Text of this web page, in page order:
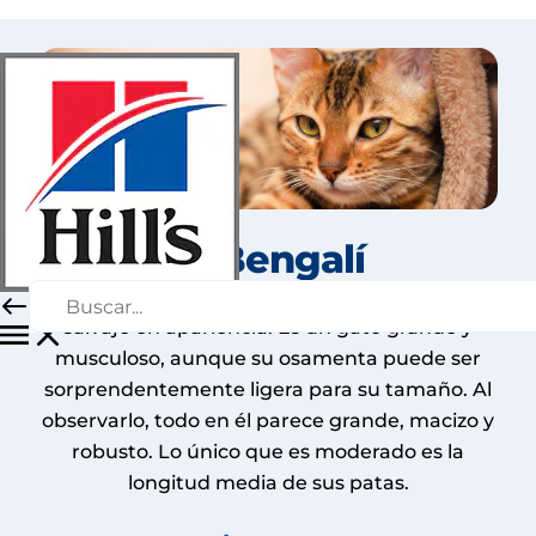
El Bengalí
El Bengalí realmente recuerda a un gato
salvaje en apariencia. Es un gato grande y
musculoso, aunque su osamenta puede ser
sorprendentemente ligera para su tamaño. Al
observarlo, todo en él parece grande, macizo y
robusto. Lo único que es moderado es la
longitud media de sus patas.